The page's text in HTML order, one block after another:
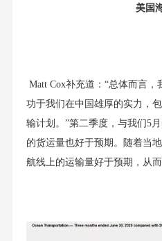
美国
Matt Cox补充道：“总体而言
功于我们在中国雄厚的实力，
输计划。”第二季度，与我们5
的货运量也好于预期。随着当
航线上的运输量好于预期，从